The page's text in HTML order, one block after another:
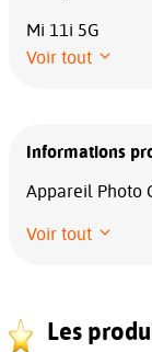
Mi 11i 5G
Voir tout
Informations
Appareil Photo
Voir tout
Les